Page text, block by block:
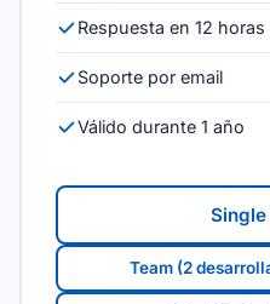
Respuesta en 12
Soporte por email
Válido durante 1 año
Team (2